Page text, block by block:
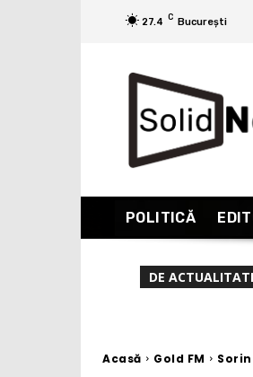
27.4 C București
POLITICĂ
DE
Acasă Gold FM